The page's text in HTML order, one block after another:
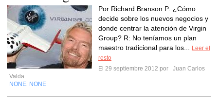
Por Richard Branson P: ¿Cómo
decide sobre los nuevos negocios y
donde centrar la atención de Virgin
Group? R: No teníamos un plan
maestro tradicional para los...
Leer el
resto
El 29 septiembre 2012 por
Juan Carlos
Valda
NONE NONE